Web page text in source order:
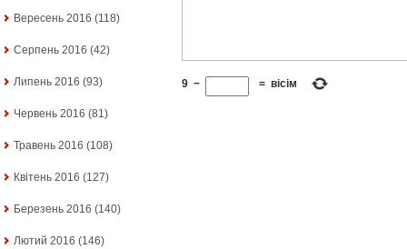
Вересень 2016 (118)
Серпень 2016 (42)
Липень 2016 (93)
Червень 2016 (81)
Травень 2016 (108)
Квітень 2016 (127)
Березень 2016 (140)
Лютий 2016 (146)
9 − = вісім